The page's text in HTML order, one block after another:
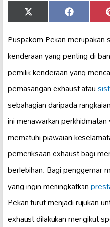
Share
on
X
(Twitter)
Share
on
Facebook
Puspakom Pekan merupakan
kenderaan yang penting di
pemilik kenderaan yang
pemasangan exhaust atau
sebahagian daripada
ini menawarkan
mematuhi piawaian
pemeriksaan exhaust bagi
berlebihan. Bagi penggemar
yang ingin meningkatkan
Pekan turut menjadi rujukan
exhaust dilakukan mengikut